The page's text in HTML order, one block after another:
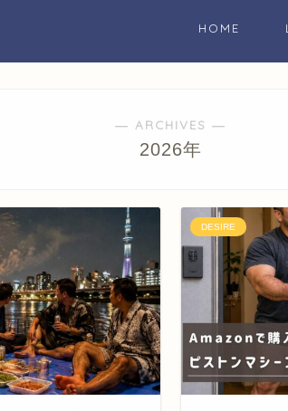
HOME
― ARCHIVES ―
2026年
DESIRE